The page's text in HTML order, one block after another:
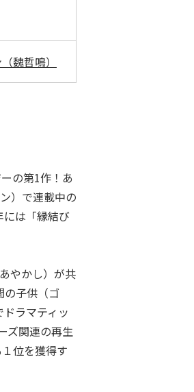
魏哲鳴）
の第1作！あ
）で連載中の
は「縁結び
やかし）が共
の子供（ゴ
ラマティッ
ズ関連の再生
位を獲得す